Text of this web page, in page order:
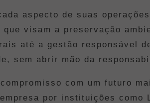
aspecto de suas
visam a preservação
até a gestão responsável
sem abrir mão da
com um futuro
por instituições como